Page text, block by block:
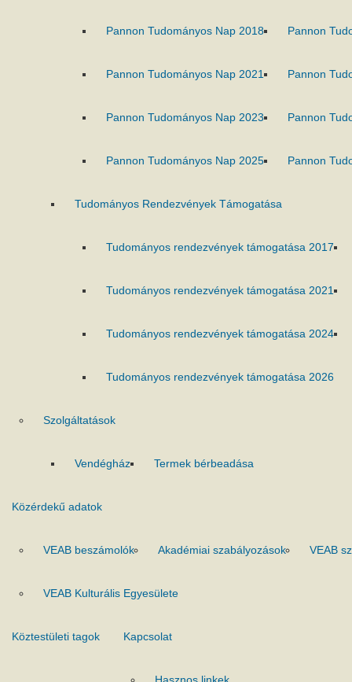
Pannon Tudományos Nap 2018 Pannon
Pannon Tudományos Nap 2021 Pannon
Pannon Tudományos Nap 2023 Pannon
Pannon Tudományos Nap 2025 Pannon
Tudományos Rendezvények Támogatása
Tudományos rendezvények támogatása 2017
Tudományos rendezvények támogatása 2021
Tudományos rendezvények támogatása 2024
Tudományos rendezvények támogatása 2026
Szolgáltatások
Vendégház Termek bérbeadása
Közérdekű adatok
VEAB beszámolók Akadémiai szabályozások VEAB
VEAB Kulturális Egyesülete
Köztestületi tagok Kapcsolat